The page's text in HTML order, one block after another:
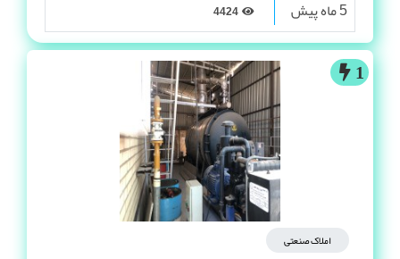
5 ماه پیش
1
املاک صنعتی